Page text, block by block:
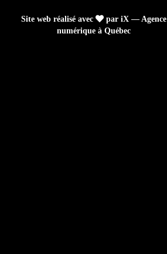
Site web réalisé avec
par iX — Agence
numérique à Québec